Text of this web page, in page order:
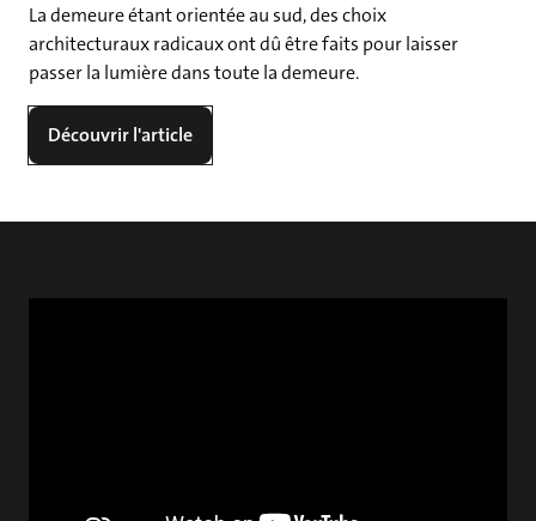
La demeure étant orientée au sud, des choix
architecturaux radicaux ont dû être faits pour laisser
passer la lumière dans toute la demeure.
Découvrir l'article